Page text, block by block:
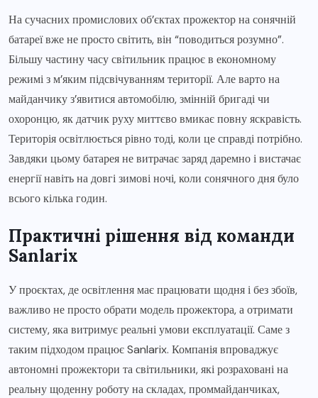
На сучасних промислових об’єктах прожектор на сонячній
батареї вже не просто світить, він “поводиться розумно”.
Більшу частину часу світильник працює в економному
режимі з м’яким підсвічуванням території. Але варто на
майданчику з’явитися автомобілю, змінній бригаді чи
охоронцю, як датчик руху миттєво вмикає повну яскравість.
Територія освітлюється рівно тоді, коли це справді потрібно.
Завдяки цьому батарея не витрачає заряд даремно і вистачає
енергії навіть на довгі зимові ночі, коли сонячного дня було
всього кілька годин.
Практичні рішення від команди
Sanlarix
У проєктах, де освітлення має працювати щодня і без збоїв,
важливо не просто обрати модель прожектора, а отримати
систему, яка витримує реальні умови експлуатації. Саме з
таким підходом працює Sanlarix. Компанія впроваджує
автономні прожектори та світильники, які розраховані на
реальну щоденну роботу на складах, проммайданчиках,